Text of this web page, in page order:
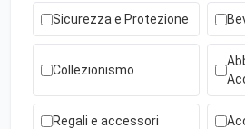
Sicurezza e Protezione
Collezionismo
Regali e accessori